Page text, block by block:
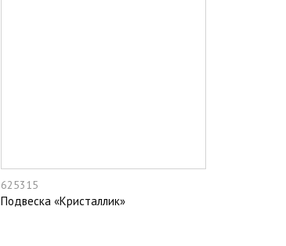
625315
Подвеска «Кристаллик»